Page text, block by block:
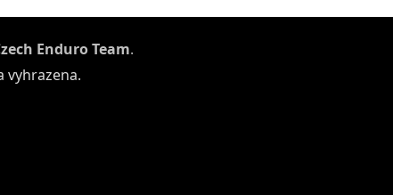
Enduro Team.
vyhrazena.